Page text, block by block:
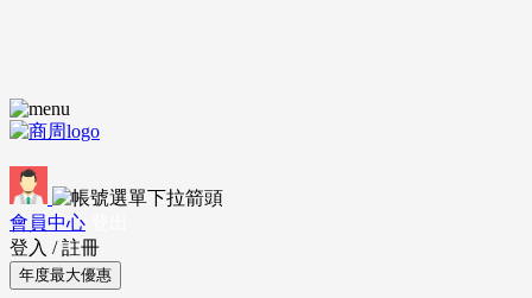
會員中心
登入 / 註冊
年度最大優惠